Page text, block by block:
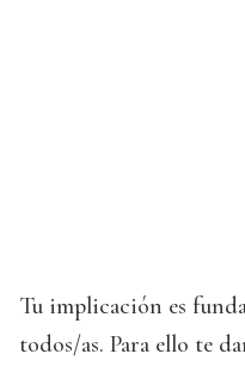
Tu implicación es
todos/as. Para ello te